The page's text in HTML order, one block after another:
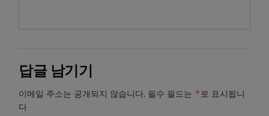
답글 남기기
이메일 주소는 공개되지 않습니다. 필수 필드는 *로 표시됩니
다